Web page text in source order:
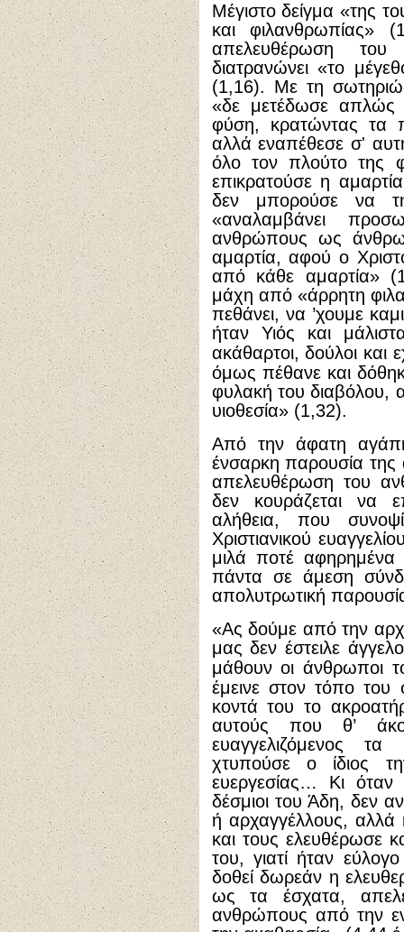
Μέγιστο δείγμα «της
και φιλανθρωπίας»
απελευθέρωση του
διατρανώνει «το
(1,16). Με τη
«δε μετέδωσε απλώς
φύση, κρατώντας τα
αλλά εναπέθεσε σ'
όλο τον πλούτο της
επικρατούσε η
δεν μπορούσε να
«αναλαμβάνει
ανθρώπους ως
αμαρτία, αφού ο
από κάθε αμαρτία»
μάχη από «άρρητη
πεθάνει, να ’χουμε
ήταν Υιός και
ακάθαρτοι, δούλοι
όμως πέθανε και
φυλακή του διαβόλου,
υιοθεσία» (1,32).
Από την άφατη
ένσαρκη παρουσία της
απελευθέρωση του
δεν κουράζεται να
αλήθεια, που
Χριστιανικού
μιλά ποτέ
πάντα σε άμεση
απολυτρωτική
«Ας δούμε από την
μας δεν έστειλε
μάθουν οι άνθρωποι
έμεινε στον τόπο του
κοντά του το
αυτούς που θ’
ευαγγελιζόμενος
χτυπούσε ο ίδιος
ευεργεσίας… Κι
δέσμιοι του Άδη, δεν
ή αρχαγγέλλους, αλλά
και τους ελευθέρωσε
του, γιατί ήταν
δοθεί δωρεάν η
ως τα έσχατα,
ανθρώπους από την